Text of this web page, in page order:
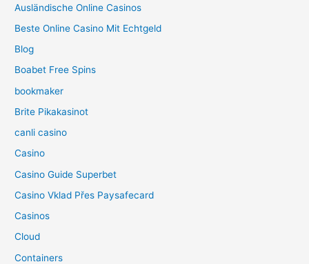
Ausländische Online Casinos
Beste Online Casino Mit Echtgeld
Blog
Boabet Free Spins
bookmaker
Brite Pikakasinot
canli casino
Casino
Casino Guide Superbet
Casino Vklad Přes Paysafecard
Casinos
Cloud
Containers